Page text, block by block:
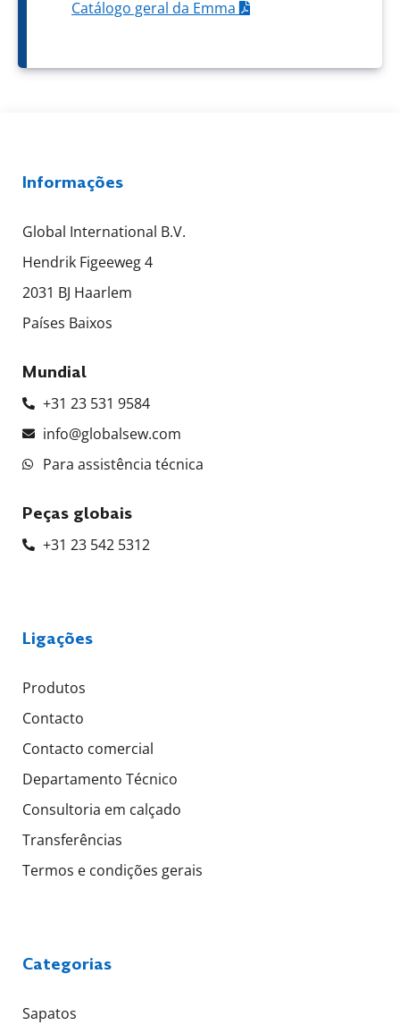
Catálogo geral da Emma
Informações
Global International B.V.
Hendrik Figeeweg 4
2031 BJ Haarlem
Países Baixos
Mundial
+31 23 531 9584
info@globalsew.com
Para assistência técnica
Peças globais
+31 23 542 5312
Ligações
Produtos
Contacto
Contacto comercial
Departamento Técnico
Consultoria em calçado
Transferências
Termos e condições gerais
Categorias
Sapatos